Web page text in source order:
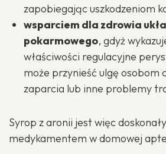
zapobiegając uszkodzeniom
wsparciem dla zdrowia
pokarmowego, gdyż
właściwości regulacyjne
może przynieść ulgę osobom
zaparcia lub inne problemy
Syrop z aronii jest więc
medykamentem w domowej